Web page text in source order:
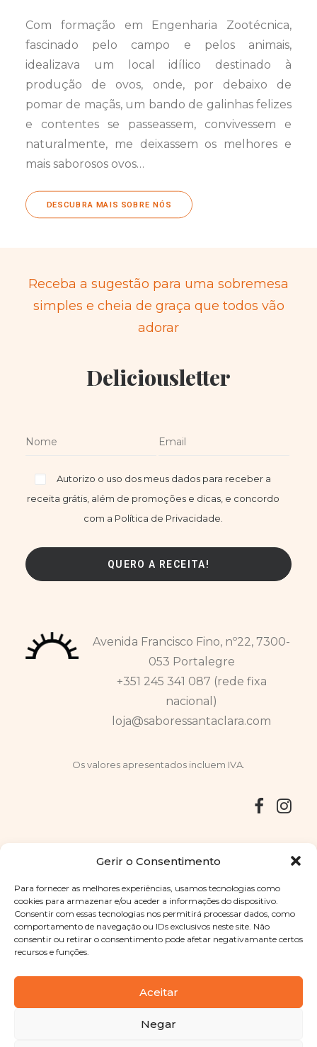
Gerir o Consentimento
Para fornecer as melhores experiências, usamos tecnologias como
cookies para armazenar e/ou aceder a informações do dispositivo.
Consentir com essas tecnologias nos permitirá processar dados, como
comportamento de navegação ou IDs exclusivos neste site. Não
consentir ou retirar o consentimento pode afetar negativamante certos
recursos e funções.
Aceitar
Negar
Com formação em Engenharia Zootécnica,
fascinado pelo campo e pelos animais,
idealizava um local idílico destinado à
produção de ovos, onde, por debaixo de
pomar de maçãs, um bando de galinhas felizes
e contentes se passeassem, convivessem e
naturalmente, me deixassem os melhores e
mais saborosos ovos…
DESCUBRA MAIS SOBRE NÓS
Receba a sugestão para uma sobremesa
simples e cheia de graça que todos vão
adorar
Deliciousletter
Autorizo o uso dos meus dados para receber a
receita grátis, além de promoções e dicas, e concordo
com a Política de Privacidade.
Avenida Francisco Fino, nº22, 7300-
053 Portalegre
+351 245 341 087 (rede fixa
nacional)
loja@saboressantaclara.com
Os valores apresentados incluem IVA.
Copyright © 2025 Sabores Santa Clara
. Todos os direitos
reservadosPolítica de Privacidade |Termos e condições
Designed byShift Your Branding Agency